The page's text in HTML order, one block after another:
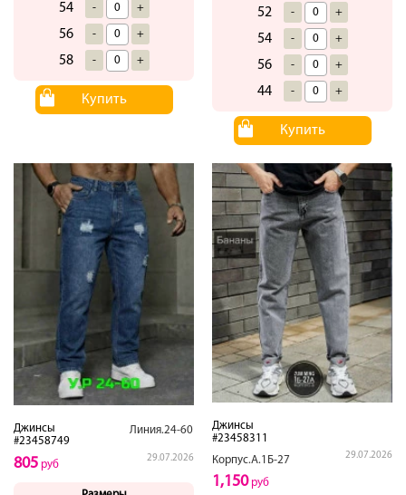
54 - +
56 - +
58 - +
Купить
52 - +
54 - +
56 - +
44 - +
Купить
Джинсы
#23458749
Линия.24-60
29.07.2026
805 руб
Джинсы
#23458311
Корпус.А.1Б-27
29.07.2026
1,150руб